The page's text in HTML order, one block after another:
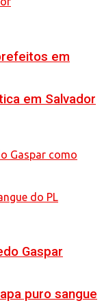
em
em Salvador
Gaspar
puro sangue